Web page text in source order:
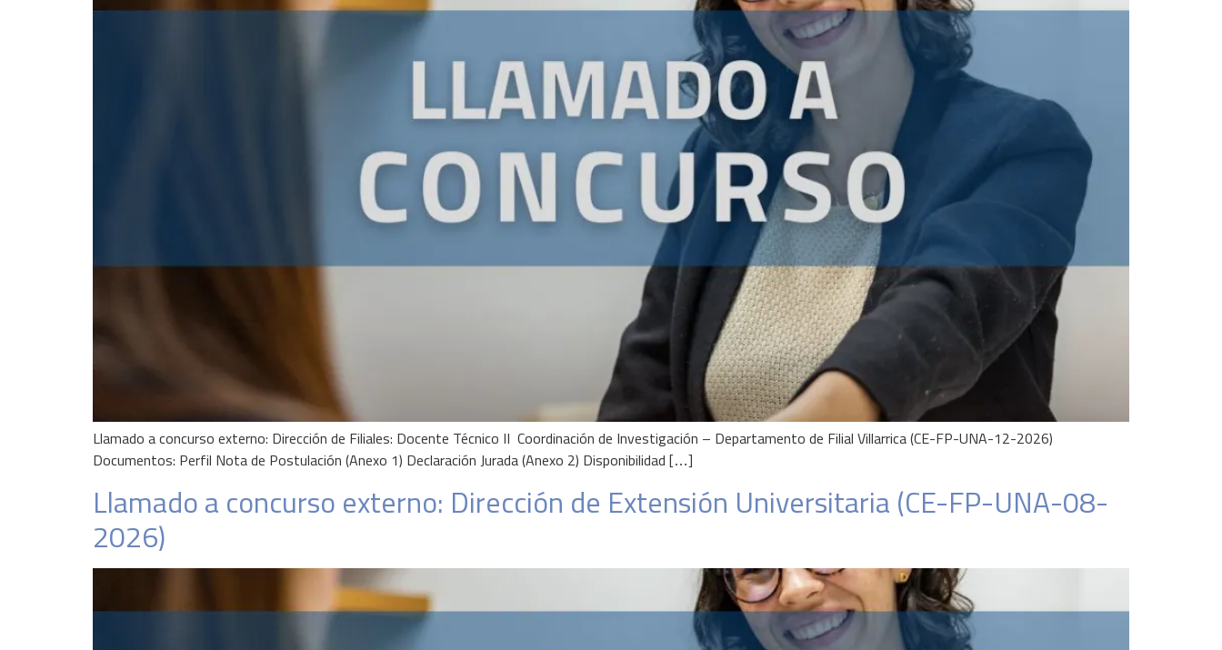
Llamado a concurso externo: Dirección de Filiales: Docente Técnico II Coordinación de Investigación – Departamento de Filial Villarrica (CE-FP-UNA-12-2026)
Documentos: Perfil Nota de Postulación (Anexo 1) Declaración Jurada (Anexo 2) Disponibilidad […]
Llamado a concurso externo: Dirección de Extensión Universitaria (CE-FP-UNA-08-
2026)